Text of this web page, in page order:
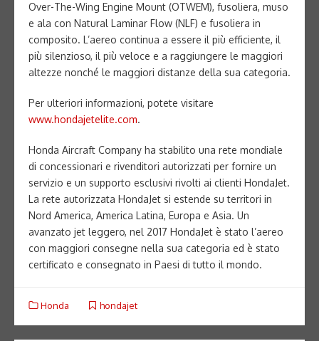
Over-The-Wing Engine Mount (OTWEM), fusoliera, muso
e ala con Natural Laminar Flow (NLF) e fusoliera in
composito. L’aereo continua a essere il più efficiente, il
più silenzioso, il più veloce e a raggiungere le maggiori
altezze nonché le maggiori distanze della sua categoria.
Per ulteriori informazioni, potete visitare
www.hondajetelite.com.
Honda Aircraft Company ha stabilito una rete mondiale
di concessionari e rivenditori autorizzati per fornire un
servizio e un supporto esclusivi rivolti ai clienti HondaJet.
La rete autorizzata HondaJet si estende su territori in
Nord America, America Latina, Europa e Asia. Un
avanzato jet leggero, nel 2017 HondaJet è stato l’aereo
con maggiori consegne nella sua categoria ed è stato
certificato e consegnato in Paesi di tutto il mondo.
Honda hondajet